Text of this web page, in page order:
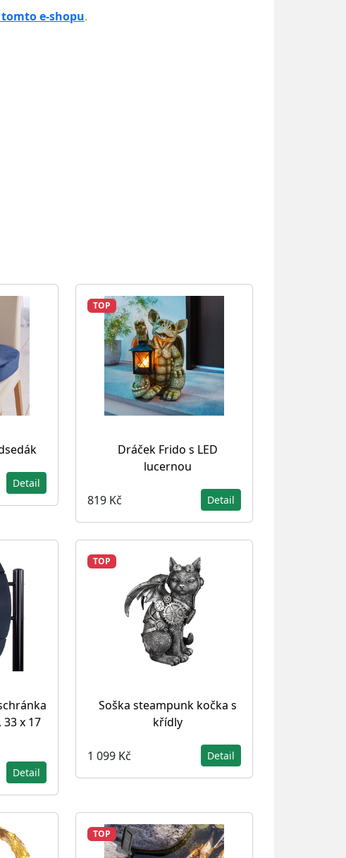
e-shopu.
Detail
TOP
Dráček Frido s LED
lucernou
819 Kč Detail
x 17
Detail
TOP
Soška steampunk kočka s
křídly
1 099 Kč Detail
TOP